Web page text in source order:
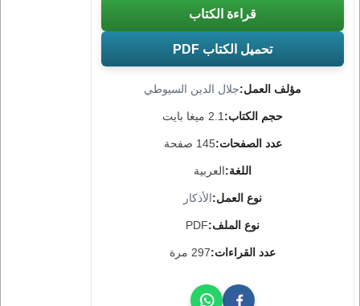
مؤلف العمل:جلال الدين السيوطي
حجم الكتاب: 2.1 ميغا بايت
عدد الصفحات:145 صفحة
اللغة:العربية
نوع العمل:الأذكار
نوع الملف:PDF
عدد القراءات:297 مرة
قراءة الكتاب
تحميل الكتاب PDF